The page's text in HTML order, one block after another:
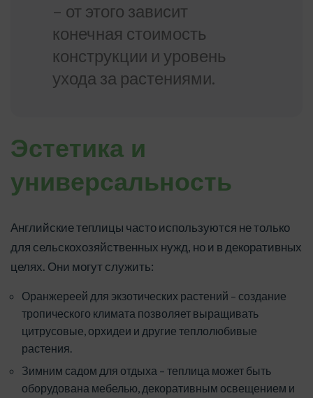
– от этого зависит
конечная стоимость
конструкции и уровень
ухода за растениями.
Эстетика и
универсальность
Английские теплицы часто используются не только
для сельскохозяйственных нужд, но и в декоративных
целях. Они могут служить:
Оранжереей для экзотических растений – создание
тропического климата позволяет выращивать
цитрусовые, орхидеи и другие теплолюбивые
растения.
Зимним садом для отдыха – теплица может быть
оборудована мебелью, декоративным освещением и